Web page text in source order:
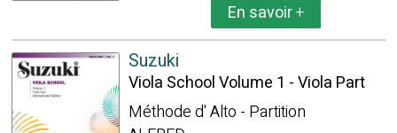
En savoir+
Suzuki
Viola School Volume 1 - Viola Part
Méthode d' Alto - Partition